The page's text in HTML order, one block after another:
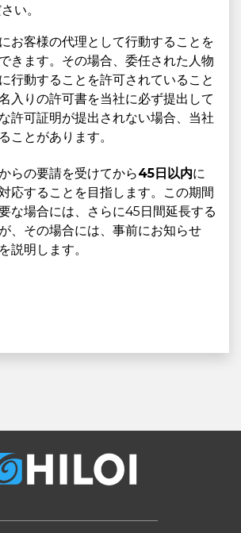
い。
お客様の代理として行動することを
きます。その場合、委任された人物
行動することを許可されていること
入りの許可書を当社に必ず提出して
許可証明が提出されない場合、当社
ことがあります。
らの要請を受けてから45日以内に
応することを目指します。この期間
な場合には、さらに45日間延長する
、その場合には、事前にお知らせ
説明します。